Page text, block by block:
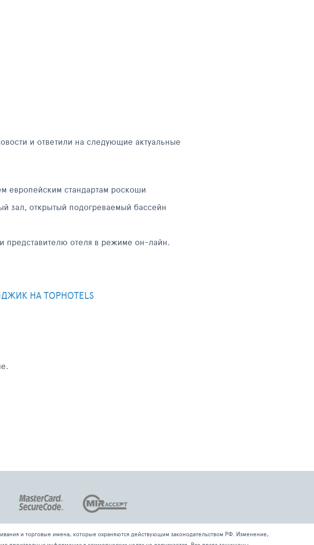
и ответили на следующие актуальные
европейским стандартам роскоши
зал, открытый подогреваемый бассейн
представителю отеля в режиме он-лайн.
НА TOPHOTELS
и торговые имена, которые охраняются действующим законодательством РФ. Изменение,